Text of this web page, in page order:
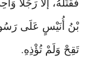
فَقَتَلَهُ، إلَّا رَجُلًا
تَقِحْ وَلَمْ تُؤْذِهِ.